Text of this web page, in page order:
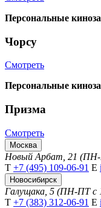
Персональные
Чорсу
Смотреть
Персональные
Призма
Смотреть
Москва
Новый Арбат, 21 (ПН-
Т +7 (495) 109-06-91 Е
Новосибирск
Галущака, 5 (ПН-ПТ с
Т +7 (383) 312-06-91 Е